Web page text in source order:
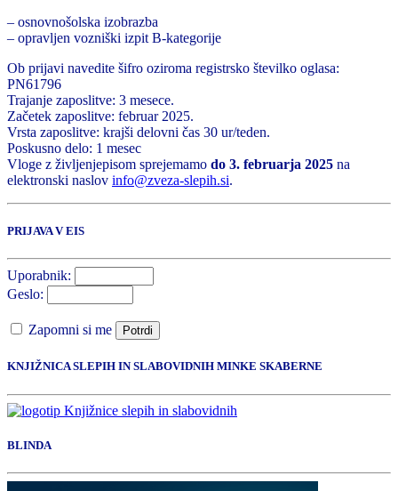
– osnovnošolska izobrazba
– opravljen vozniški izpit B-kategorije
Ob prijavi navedite šifro oziroma registrsko številko oglasa:
PN61796
Trajanje zaposlitve: 3 mesece.
Začetek zaposlitve: februar 2025.
Vrsta zaposlitve: krajši delovni čas 30 ur/teden.
Poskusno delo: 1 mesec
Vloge z življenjepisom sprejemamo do 3. februarja 2025 na
elektronski naslov info@zveza-slepih.si.
PRIJAVA V EIS
Uporabnik:
Geslo:
Zapomni si me Potrdi
KNJIŽNICA SLEPIH IN SLABOVIDNIH MINKE SKABERNE
BLINDA